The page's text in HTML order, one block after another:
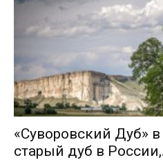
«Суворовский Дуб»
старый дуб в